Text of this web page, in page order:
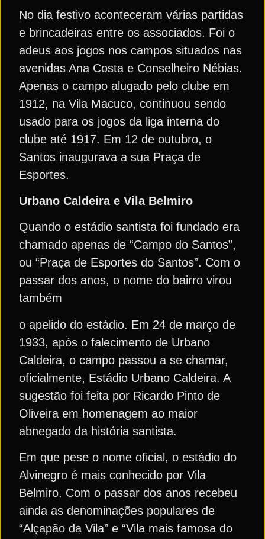
No dia festivo aconteceram várias partidas
e brincadeiras entre os associados. Foi o
adeus aos jogos nos campos situados nas
avenidas Ana Costa e Conselheiro Nébias.
Apenas o campo alugado pelo clube em
1912, na Vila Macuco, continuou sendo
usado para os jogos da liga interna do
clube até 1917. Em 12 de outubro, o
Santos inaugurava a sua Praça de
Esportes.
Urbano Caldeira e Vila Belmiro
Quando o estádio santista foi fundado era
chamado apenas de “Campo do Santos”,
ou “Praça de Esportes do Santos”. Com o
passar dos anos, o nome do bairro virou
também
o apelido do estádio. Em 24 de março de
1933, após o falecimento de Urbano
Caldeira, o campo passou a se chamar,
oficialmente, Estádio Urbano Caldeira. A
sugestão foi feita por Ricardo Pinto de
Oliveira em homenagem ao maior
abnegado da história santista.
Em que pese o nome oficial, o estádio do
Alvinegro é mais conhecido por Vila
Belmiro. Com o passar dos anos recebeu
ainda as denominações populares de
“Alçapão da Vila” e “Vila mais famosa do